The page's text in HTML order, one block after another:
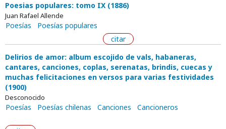
Poesias populares: tomo IX (1886)
Juan Rafael Allende
Poesías
Poesías populares
citar
Delirios de amor: album escojido de vals, habaneras,
cantares, canciones, coplas, serenatas, brindis, cuecas y
muchas felicitaciones en versos para varias festividades
(1900)
Desconocido
Poesías Poesías chilenas Canciones Cancioneros